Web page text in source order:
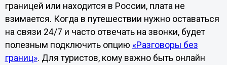
границей или находится в России, плата не
взимается. Когда в путешествии нужно оставаться
на связи 24/7 и часто отвечать на звонки, будет
полезным подключить опцию «Разговоры без
границ». Для туристов, кому важно быть онлайн